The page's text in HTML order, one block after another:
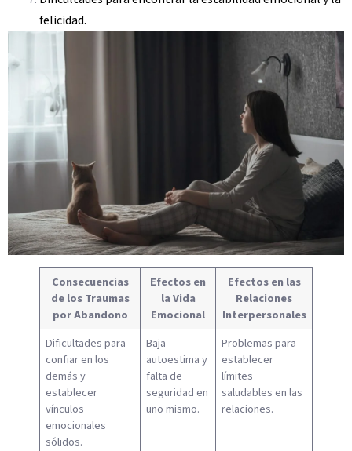
felicidad.
Consecuencias
de los Traumas
por Abandono
Efectos en
la Vida
Emocional
Efectos en las
Relaciones
Interpersonales
Dificultades para
confiar en los
demás y
establecer
vínculos
emocionales
sólidos.
Baja
autoestima y
falta de
seguridad en
uno mismo.
Problemas para
establecer
límites
saludables en las
relaciones.